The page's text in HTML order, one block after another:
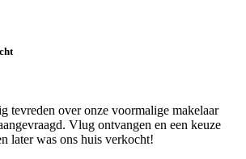
tevreden over onze voormalige makelaar
Vlug ontvangen en een keuze
later was ons huis verkocht!